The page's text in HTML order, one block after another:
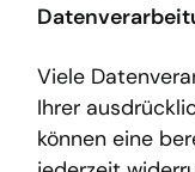
Viele
Ihrer
können eine